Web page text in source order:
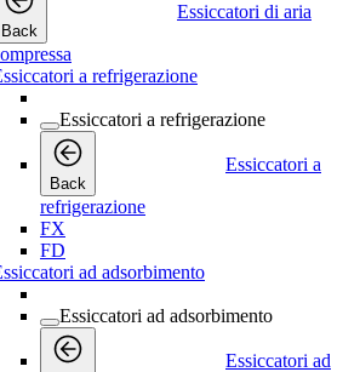
Back
Essiccatori di aria
a refrigerazione
Essiccatori a refrigerazione
Back
Essiccatori a
refrigerazione
FX
FD
ad adsorbimento
Essiccatori ad adsorbimento
Essiccatori ad